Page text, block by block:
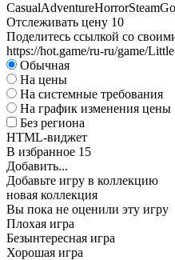
CasualAdventureHorrorSteam
Отслеживать цену 10
Поделитесь ссылкой со
https://hot.game/ru-ru/game/
Обычная
На цены
На системные требования
На график изменения цены
Без региона
HTML-виджет
В избранное 15
Добавить...
Добавьте игру в коллекцию
новая коллекция
Вы пока не оценили эту игру
Плохая игра
Безынтересная игра
Хорошая игра